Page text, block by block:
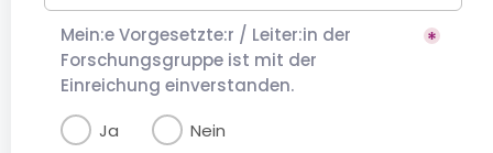
Mein:e Vorgesetzte:r / Leiter:in der
Forschungsgruppe ist mit der
Einreichung einverstanden.
Ja
Nein